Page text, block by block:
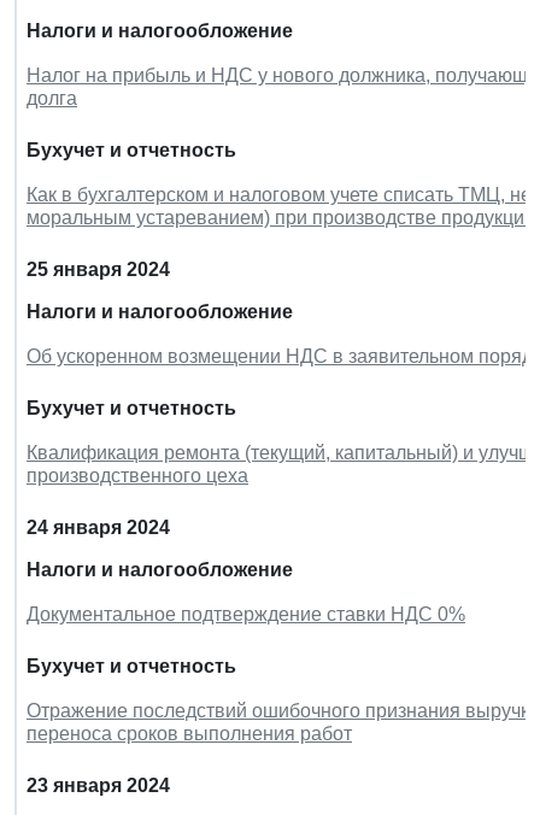
Налоги и налогообложение
Налог на прибыль и НДС у нового должника,
долга
Бухучет и отчетность
Как в бухгалтерском и налоговом учете списать ТМЦ,
моральным устареванием) при производстве
25 января 2024
Налоги и налогообложение
Об ускоренном возмещении НДС в заявительном
Бухучет и отчетность
Квалификация ремонта (текущий, капитальный) и
производственного цеха
24 января 2024
Налоги и налогообложение
Документальное подтверждение ставки НДС 0%
Бухучет и отчетность
Отражение последствий ошибочного признания
переноса сроков выполнения работ
23 января 2024